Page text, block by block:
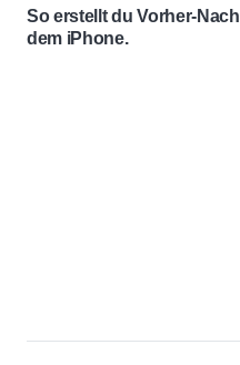
So erstellt du Vorher-
dem iPhone.